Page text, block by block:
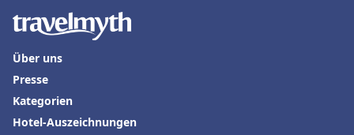
Über uns
Presse
Kategorien
Hotel-Auszeichnungen